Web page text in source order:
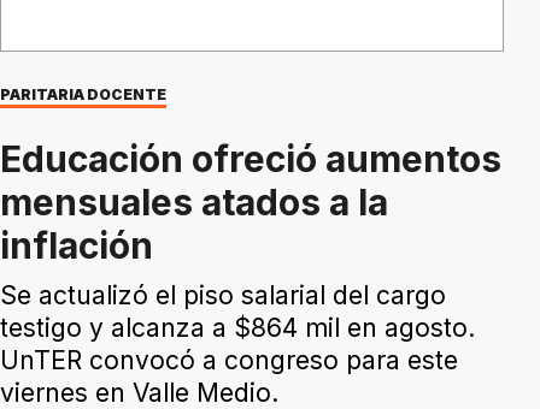
PARITARIA DOCENTE
Educación ofreció aumentos
mensuales atados a la
inflación
Se actualizó el piso salarial del cargo
testigo y alcanza a $864 mil en agosto.
UnTER convocó a congreso para este
viernes en Valle Medio.